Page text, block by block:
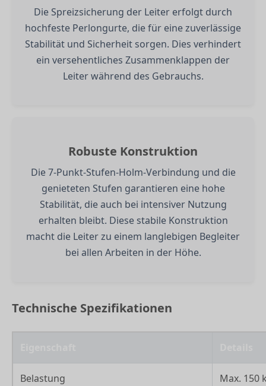
Die Spreizsicherung der Leiter erfolgt durch
hochfeste Perlongurte, die für eine zuverlässige
Stabilität und Sicherheit sorgen. Dies verhindert
ein versehentliches Zusammenklappen der
Leiter während des Gebrauchs.
Robuste Konstruktion
Die 7-Punkt-Stufen-Holm-Verbindung und die
genieteten Stufen garantieren eine hohe
Stabilität, die auch bei intensiver Nutzung
erhalten bleibt. Diese stabile Konstruktion
macht die Leiter zu einem langlebigen Begleiter
bei allen Arbeiten in der Höhe.
Technische Spezifikationen
Belastung Max. 150